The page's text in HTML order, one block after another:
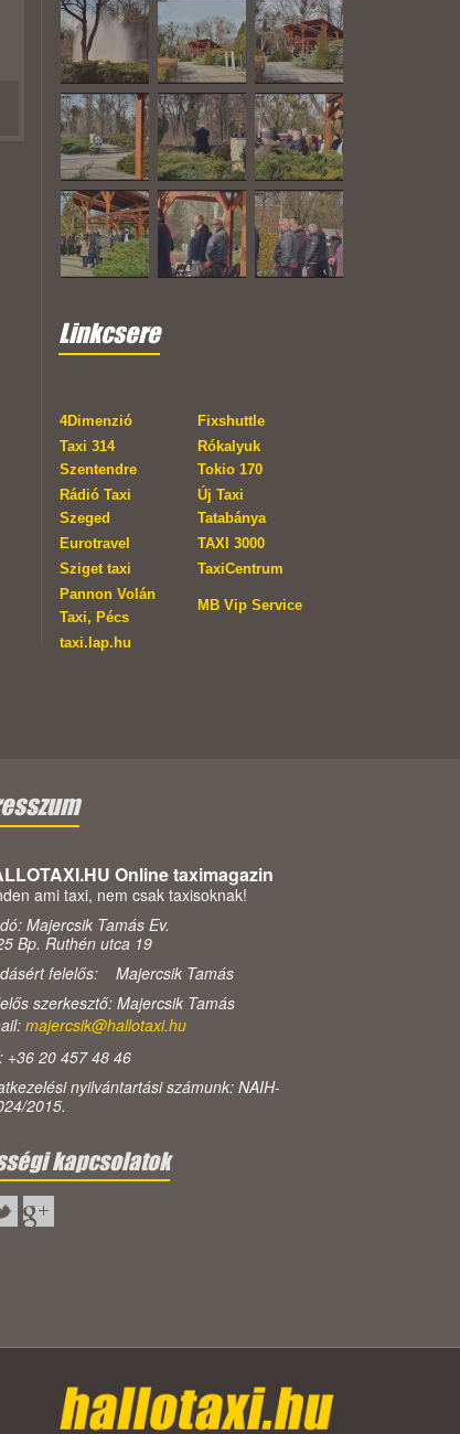
Linkcsere
4Dimenzió
Fixshuttle
Taxi 314
Szentendre
Rókalyuk
Tokio 170
Rádió Taxi
Szeged
Új Taxi
Tatabánya
Eurotravel
TAXI 3000
Sziget taxi
TaxiCentrum
Pannon Volán
Taxi, Pécs
MB Vip Service
taxi.lap.hu
Online taximagazin
ami taxi, nem csak taxisoknak!
Majercsik Tamás Ev.
Bp. Ruthén utca 19
felelős: Majercsik Tamás
szerkesztő: Majercsik Tamás
majercsik@hallotaxi.hu
+36 20 457 48 46
nyilvántartási számunk: NAIH-
2015.
kapcsolatok